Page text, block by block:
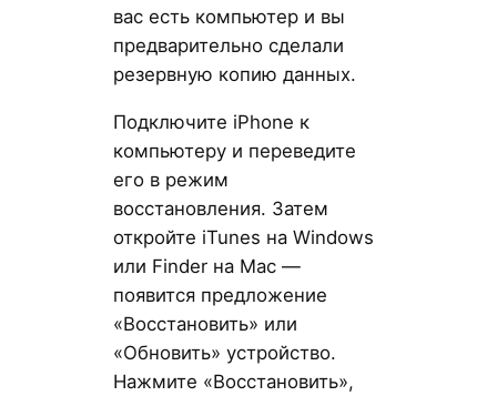
вас есть компьютер и вы
предварительно сделали
резервную копию данных.
Подключите iPhone к
компьютеру и переведите
его в режим
восстановления. Затем
откройте iTunes на Windows
или Finder на Mac —
появится предложение
«Восстановить» или
«Обновить» устройство.
Нажмите «Восстановить»,